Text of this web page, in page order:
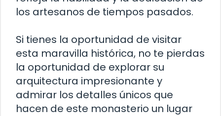
los artesanos de tiempos pasados.
Si tienes la oportunidad de visitar
esta maravilla histórica, no te pierdas
la oportunidad de explorar su
arquitectura impresionante y
admirar los detalles únicos que
hacen de este monasterio un lugar